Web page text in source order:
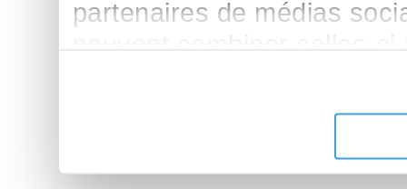
partenaires de médias